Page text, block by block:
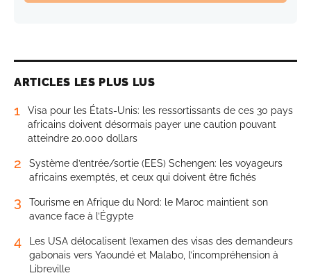
ARTICLES LES PLUS LUS
1
Visa pour les États-Unis: les ressortissants de ces 30 pays
africains doivent désormais payer une caution pouvant
atteindre 20.000 dollars
2
Système d’entrée/sortie (EES) Schengen: les voyageurs
africains exemptés, et ceux qui doivent être fichés
3
Tourisme en Afrique du Nord: le Maroc maintient son
avance face à l’Égypte
4
Les USA délocalisent l’examen des visas des demandeurs
gabonais vers Yaoundé et Malabo, l’incompréhension à
Libreville